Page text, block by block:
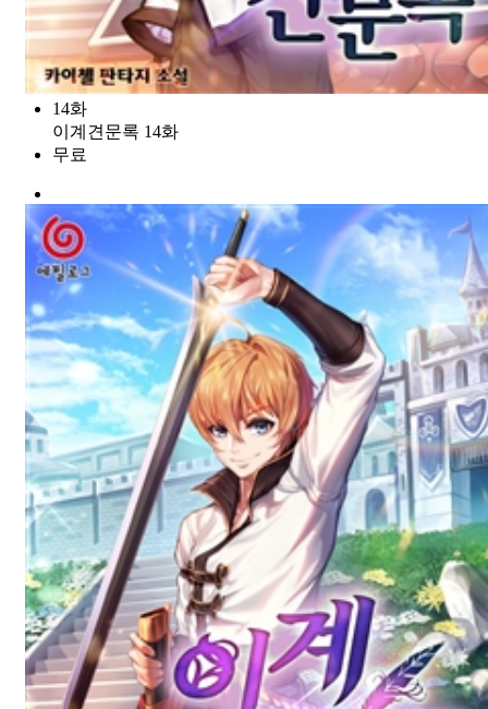
14화
이계견문록 14화
무료